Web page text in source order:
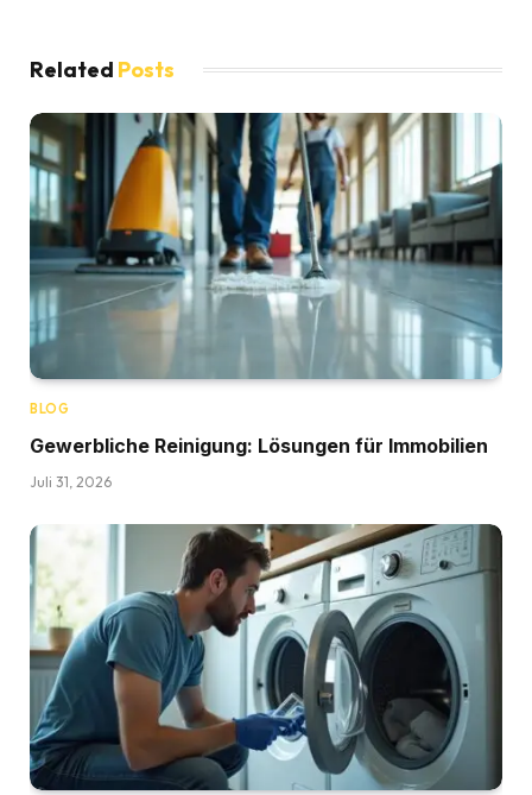
Related Posts
BLOG
Gewerbliche Reinigung: Lösungen für Immobilien
Juli 31, 2026